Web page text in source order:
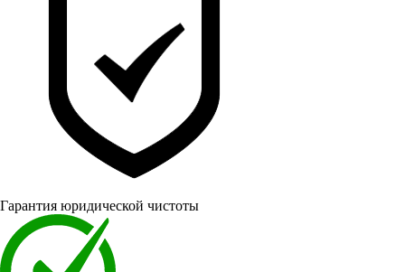
Гарантия юридической чистоты